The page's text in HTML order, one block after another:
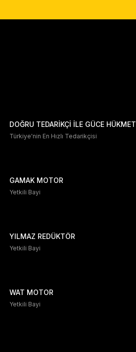
DOĞRU TEDARİKÇİ İLE GÜCE HÜKMET
Türkiye'nin En Hızlı Tedarikçisi
GAMAK MOTOR
Yetkili Bayi
YILMAZ REDÜKTÖR
Yetkili Bayi
WAT MOTOR
Yetkili Bayi